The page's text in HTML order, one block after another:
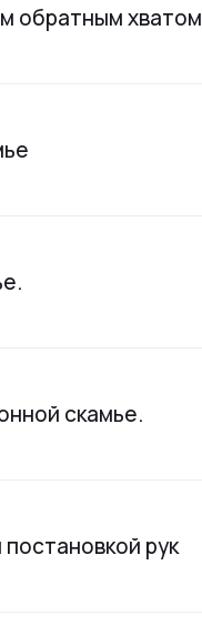
обратным хватом
скамье.
рук